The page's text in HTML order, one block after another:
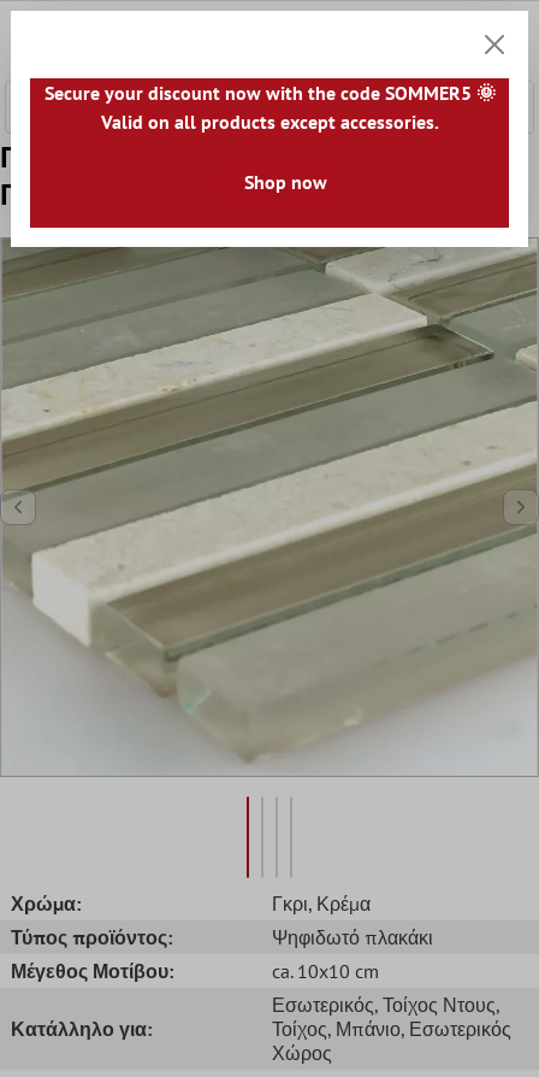
Πρότυπο από Ψηφιδωτά Πλακάκια
Ποτήρι Μάρμαρο Barbuda Kρέμα
Χρώμα: Γκρι, Κρέμα
Τύπος προϊόντος:
Ψηφιδωτό πλακάκι
Μέγεθος Μοτίβου:
ca. 10x10 cm
Κατάλληλο για:
Εσωτερικός, Τοίχος Ντους,
Τοίχος, Μπάνιο, Εσωτερικός
Χώρος
Secure your discount now with the code SOMMER5 🌞
Valid on all products except accessories.
Shop now